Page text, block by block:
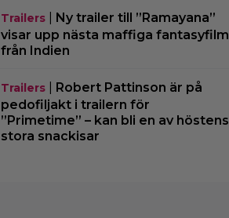
Trailers| Ny trailer till ”Ramayana”
visar upp nästa maffiga fantasyfilm
från Indien
Trailers| Robert Pattinson är på
pedofiljakt i trailern för
”Primetime” – kan bli en av höstens
stora snackisar